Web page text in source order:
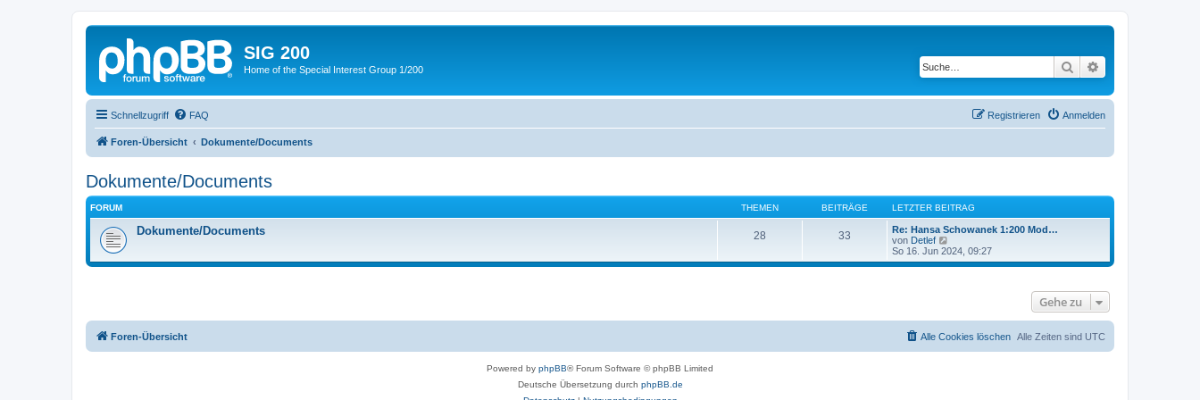
SIG 200
Home of the Special Interest Group 1/200 Suche
Schnellzugriff FAQ Anmelden
Registrieren
Foren-Übersicht Dokumente/Documents
Dokumente/Documents
FORUM THEMEN BEITRÄGE LETZTER BEITRAG
Dokumente/Documents 28 33
Re: Hansa Schowanek 1:200 Mod…
von Detlef
e
u
e
So 16. Jun 2024, 09:27
Gehe zu
Foren-Übersicht Alle Zeiten sind UTC
Alle Cookies löschen
Powered by phpBB® Forum Software © phpBB Limited
Deutsche Übersetzung durch phpBB.de